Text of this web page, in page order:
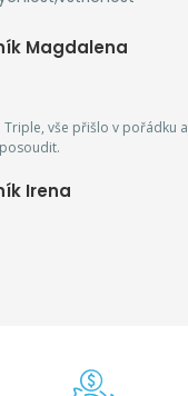
Magdalena
Triple, vše přišlo v pořádku
Irena